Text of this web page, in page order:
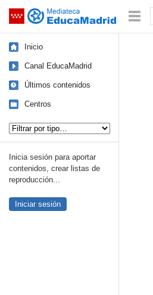
Saltar navegación
Inicio
Canal EducaMadrid
Últimos contenidos
Centros
Inicia sesión para aportar
contenidos, crear listas de
reproducción...
Iniciar sesión